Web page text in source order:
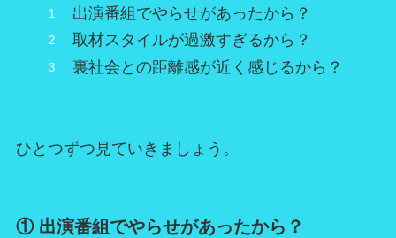
出演番組でやらせがあったから？
取材スタイルが過激すぎるから？
裏社会との距離感が近く感じるから？
ひとつずつ見ていきましょう。
① 出演番組でやらせがあったから？